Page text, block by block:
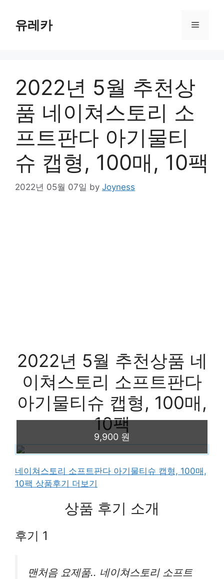
content유레카 Menu
2022년 5월 추천상
품 네이쳐스토리 소
프트판다 아기물티
슈 캡형, 100매, 10팩
2022년 05월 07일 by Joyness
2022년 5월 추천상품 네
이쳐스토리 소프트판다
아기물티슈 캡형, 100매,
10팩
9,900 원
네이쳐스토리 소프트판다 아기물티슈 캡형, 100매,
10팩 상품후기 더보기
상품 후기 소개
후기 1
맨처음 요제품.. 네이쳐스토리 소프트